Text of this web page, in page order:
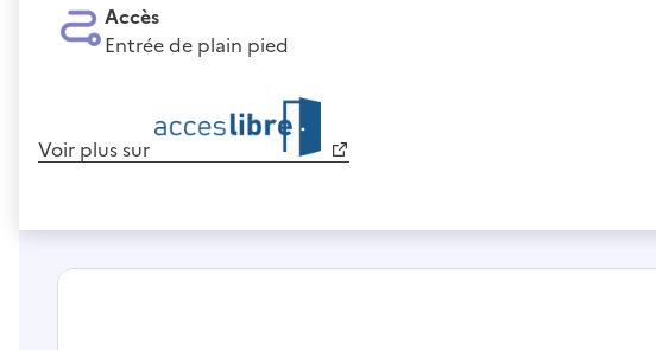
Accès
Entrée de plain pied
Voir plus sur